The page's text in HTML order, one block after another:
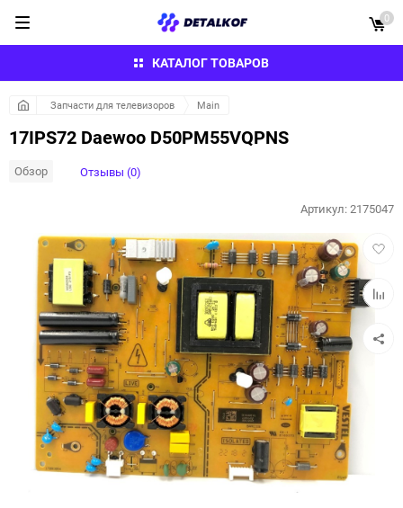
КАТАЛОГ ТОВАРОВ
0
Запчасти для телевизоров Main
17IPS72 Daewoo D50PM55VQPNS
Обзор Отзывы (0)
к
Артикул:2175047